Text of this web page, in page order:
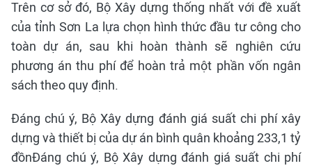
Trên cơ sở đó, Bộ Xây dựng thống nhất với đề xuất
của tỉnh Sơn La lựa chọn hình thức đầu tư công cho
toàn dự án, sau khi hoàn thành sẽ nghiên cứu
phương án thu phí để hoàn trả một phần vốn ngân
sách theo quy định.
Đáng chú ý, Bộ Xây dựng đánh giá suất chi phí xây
dựng và thiết bị của dự án bình quân khoảng 233,1 tỷ
đồnĐáng chú ý, Bộ Xây dựng đánh giá suất chi phí